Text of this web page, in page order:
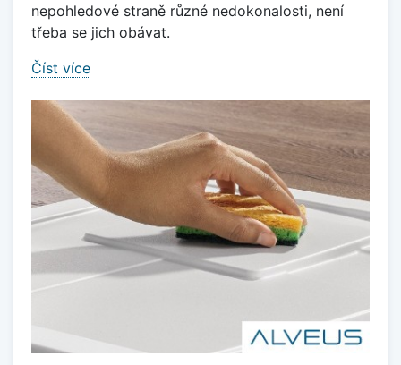
nepohledové straně různé nedokonalosti, není
třeba se jich obávat.
Číst více